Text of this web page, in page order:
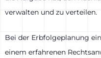
verwalten und zu verteilen.
Bei der Erbfolgeplanung
einem erfahrenen